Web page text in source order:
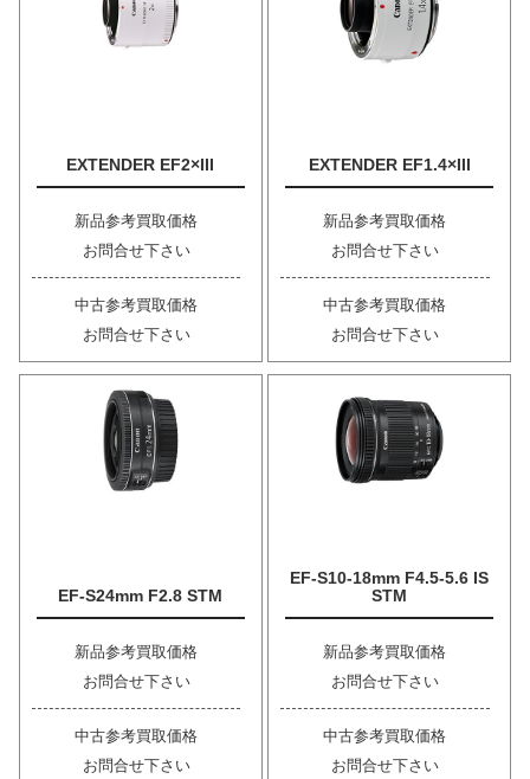
EXTENDER EF2×III
新品参考買取価格
お問合せ下さい
中古参考買取価格
お問合せ下さい
EXTENDER EF1.4×III
新品参考買取価格
お問合せ下さい
中古参考買取価格
お問合せ下さい
EF-S24mm F2.8 STM
新品参考買取価格
お問合せ下さい
中古参考買取価格
お問合せ下さい
EF-S10-18mm F4.5-5.6 IS
STM
新品参考買取価格
お問合せ下さい
中古参考買取価格
お問合せ下さい